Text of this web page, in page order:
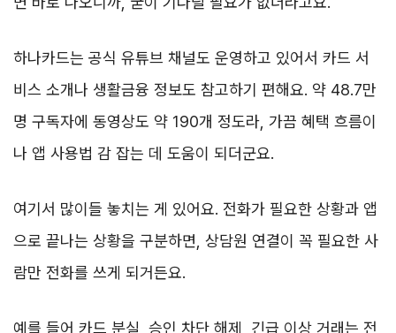
하나카드는 공식 유튜브 채널도 운영하고 있어서 카드 서
비스 소개나 생활금융 정보도 참고하기 편해요. 약 48.7만
명 구독자에 동영상도 약 190개 정도라, 가끔 혜택 흐름이
나 앱 사용법 감 잡는 데 도움이 되더군요.
여기서 많이들 놓치는 게 있어요. 전화가 필요한 상황과 앱
으로 끝나는 상황을 구분하면, 상담원 연결이 꼭 필요한 사
람만 전화를 쓰게 되거든요.
예를 들어 카드 분실, 승인 차단 해제, 긴급 이상 거래는 전